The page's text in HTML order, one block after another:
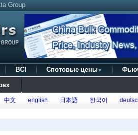
Group
BCI Спотовые цены ▼
中文 english 日本語 한국어